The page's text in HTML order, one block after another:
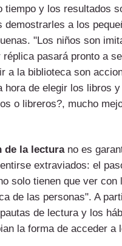
y los resultados
a los
"Los niños son
pasará pronto a
a la biblioteca son
de elegir los libros
o libreros?, mucho
de la lecturano es
extraviados: el
solo tienen que ver
de las personas". A
de lectura y los
la forma de acceder